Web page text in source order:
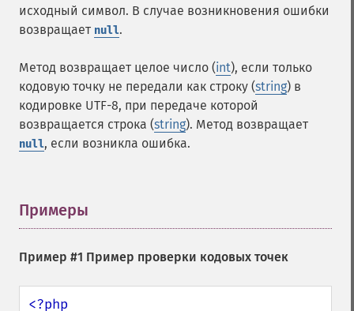
исходный символ. В случае возникновения ошибки
возвращает null.
Метод возвращает целое число (int), если только
кодовую точку не передали как строку (string) в
кодировке UTF-8, при передаче которой
возвращается строка (string). Метод возвращает
null, если возникла ошибка.
Примеры
Пример #1 Пример проверки кодовых точек
<?php